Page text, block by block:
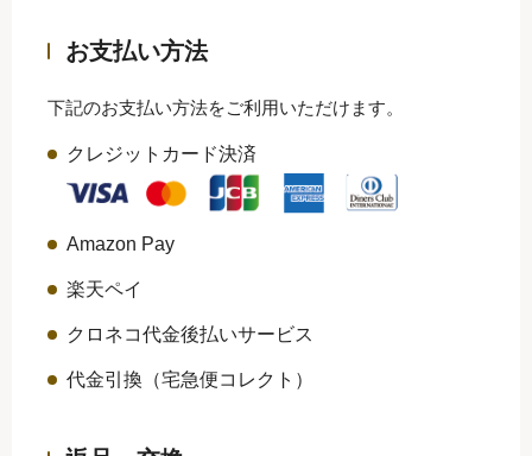
お支払い方法
下記のお支払い方法をご利用いただけます。
クレジットカード決済
Amazon Pay
楽天ペイ
クロネコ代金後払いサービス
代金引換（宅急便コレクト）